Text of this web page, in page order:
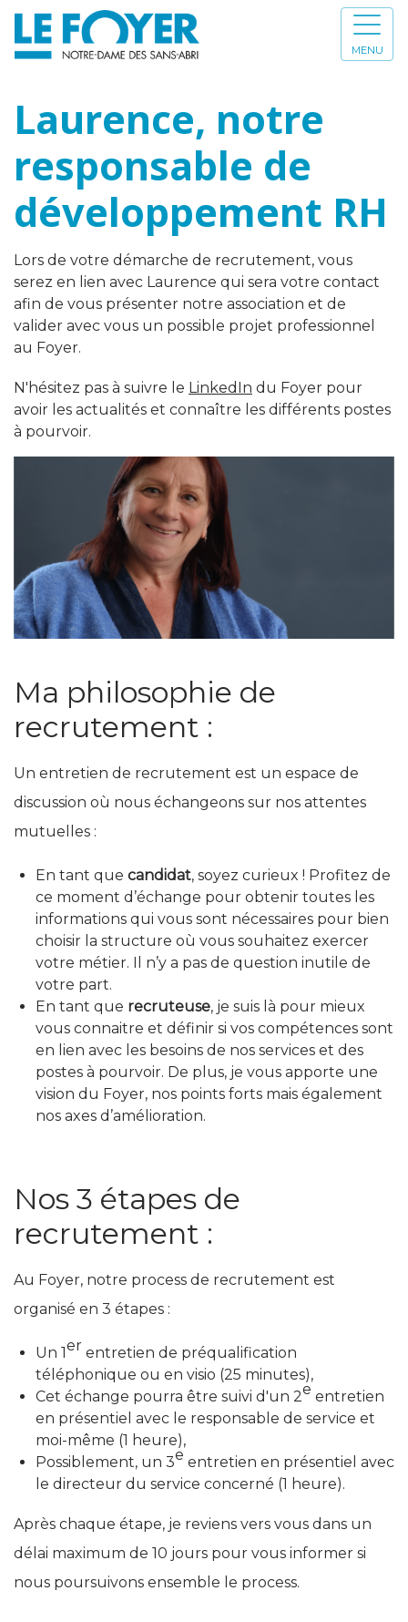
MENU
Laurence, notre
responsable de
développement RH
Lors de votre démarche de recrutement, vous
serez en lien avec Laurence qui sera votre contact
afin de vous présenter notre association et de
valider avec vous un possible projet professionnel
au Foyer.
N'hésitez pas à suivre le LinkedIn du Foyer pour
avoir les actualités et connaître les différents postes
à pourvoir.
Ma philosophie de
recrutement :
Un entretien de recrutement est un espace de
discussion où nous échangeons sur nos attentes
mutuelles :
En tant que candidat, soyez curieux ! Profitez de
ce moment d’échange pour obtenir toutes les
informations qui vous sont nécessaires pour bien
choisir la structure où vous souhaitez exercer
votre métier. Il n’y a pas de question inutile de
votre part.
En tant que recruteuse, je suis là pour mieux
vous connaitre et définir si vos compétences sont
en lien avec les besoins de nos services et des
postes à pourvoir. De plus, je vous apporte une
vision du Foyer, nos points forts mais également
nos axes d’amélioration.
Nos 3 étapes de
recrutement :
Au Foyer, notre process de recrutement est
organisé en 3 étapes :
Un 1er entretien de préqualification
téléphonique ou en visio (25 minutes),
Cet échange pourra être suivi d'un 2e entretien
en présentiel avec le responsable de service et
moi-même (1 heure),
Possiblement, un 3e entretien en présentiel avec
le directeur du service concerné (1 heure).
Après chaque étape, je reviens vers vous dans un
délai maximum de 10 jours pour vous informer si
nous poursuivons ensemble le process.